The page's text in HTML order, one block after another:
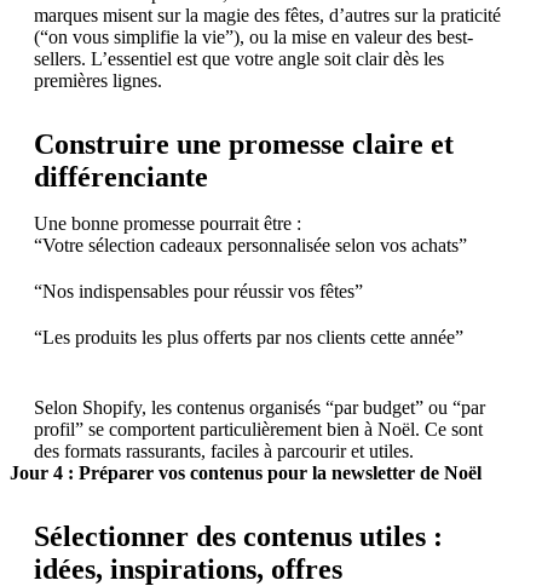
marques misent sur la magie des fêtes, d’autres sur la praticité
(“on vous simplifie la vie”), ou la mise en valeur des best-
sellers. L’essentiel est que votre angle soit clair dès les
premières lignes.
Construire une promesse claire et
différenciante
Une bonne promesse pourrait être :
“Votre sélection cadeaux personnalisée selon vos achats”
“Nos indispensables pour réussir vos fêtes”
“Les produits les plus offerts par nos clients cette année”
Selon Shopify, les contenus organisés “par budget” ou “par
profil” se comportent particulièrement bien à Noël. Ce sont
des formats rassurants, faciles à parcourir et utiles.
Jour 4 : Préparer vos contenus pour la newsletter de Noël
Sélectionner des contenus utiles :
idées, inspirations, offres